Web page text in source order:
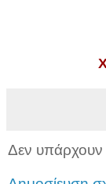
Δεν υπάρχουν